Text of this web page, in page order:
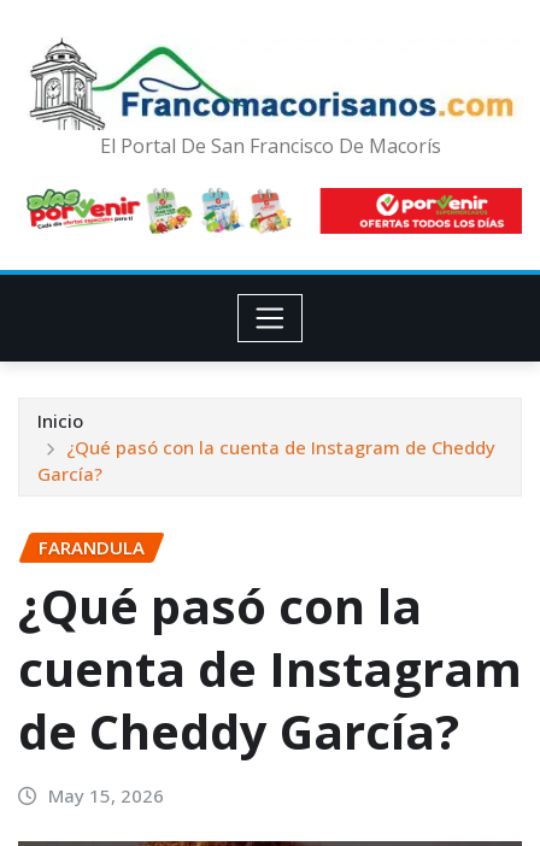
El Portal De San Francisco De Macorís
Inicio
¿Qué pasó con la cuenta de Instagram de Cheddy
García?
FARANDULA
¿Qué pasó con la
cuenta de Instagram
de Cheddy García?
May 15, 2026